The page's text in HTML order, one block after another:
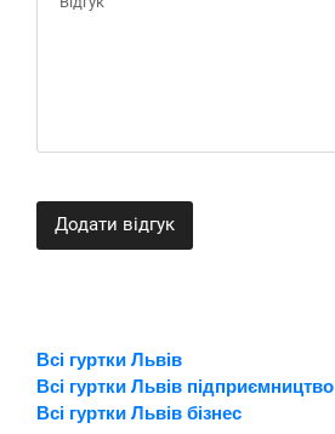
Додати відгук
Всі гуртки Львів
Всі гуртки Львів підприємництво
Всі гуртки Львів бізнес